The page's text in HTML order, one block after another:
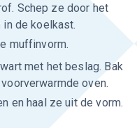
Schep ze door het
de koelkast.
muffinvorm.
met het beslag. Bak
oven.
en haal ze uit de vorm.